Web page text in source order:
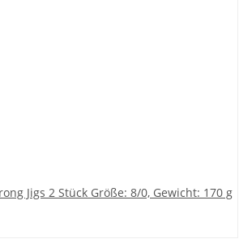
Jigs 2 Stück Größe: 8/0, Gewicht: 170 g